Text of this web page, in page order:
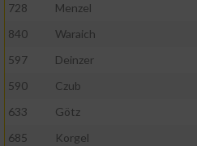
728
Menzel
840
Waraich
597
Deinzer
590
Czub
633
Götz
685
Korgel